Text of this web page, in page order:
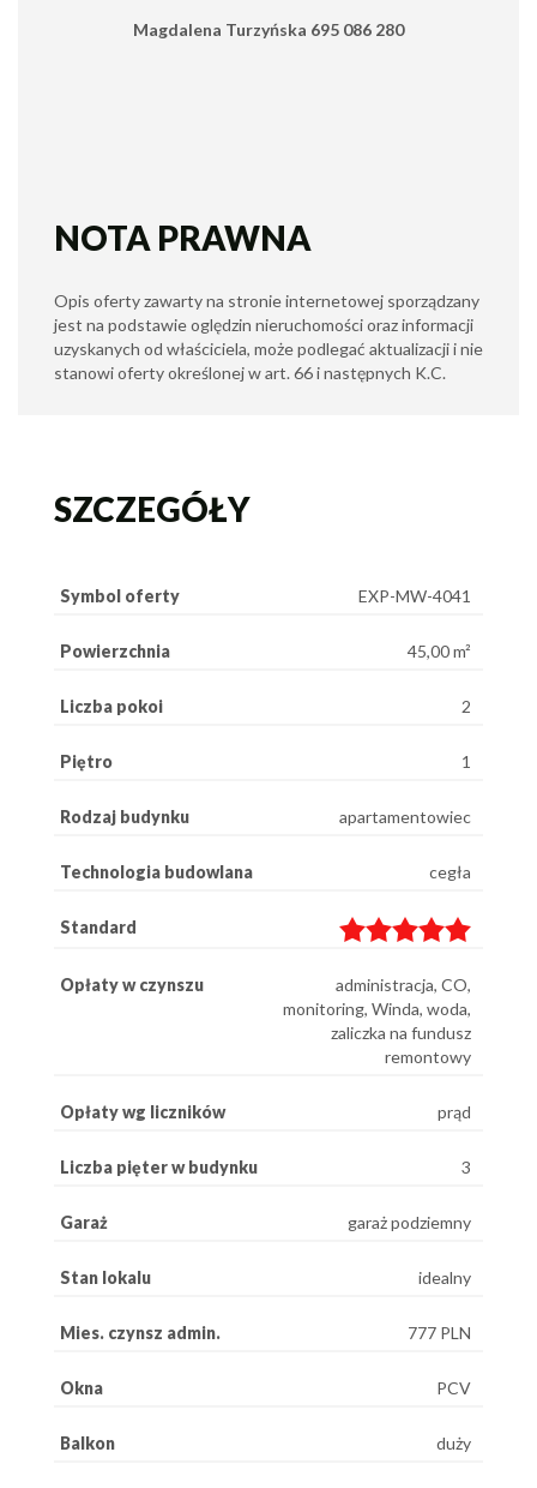
Magdalena Turzyńska 695 086 280
NOTA PRAWNA
Opis oferty zawarty na stronie internetowej sporządzany
jest na podstawie oględzin nieruchomości oraz informacji
uzyskanych od właściciela, może podlegać aktualizacji i nie
stanowi oferty określonej w art. 66 i następnych K.C.
SZCZEGÓŁY
Symbol oferty EXP-MW-4041
Powierzchnia 45,00 m²
Liczba pokoi 2
Piętro 1
Rodzaj budynku apartamentowiec
Technologia budowlana cegła
Standard
Opłaty w czynszu
administracja, CO,
monitoring, Winda, woda,
zaliczka na fundusz
remontowy
Opłaty wg liczników prąd
Liczba pięter w budynku 3
Garaż garaż podziemny
Stan lokalu idealny
Mies. czynsz admin. 777 PLN
Okna PCV
Balkon duży